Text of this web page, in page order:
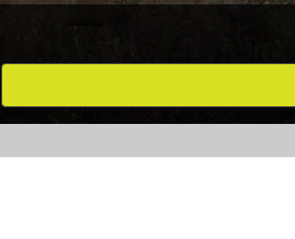
Attività preferite